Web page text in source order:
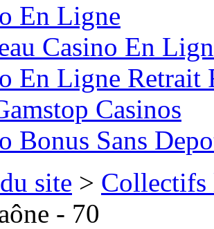
En Ligne
Casino En
En Ligne Retrait
Casinos
Bonus Sans
site > Collectifs
- 70